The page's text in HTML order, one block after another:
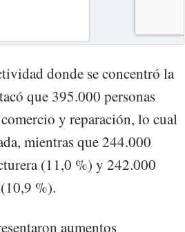
donde se concentró la
que 395.000 personas
y reparación, lo cual
mientras que 244.000
(11,0 %) y 242.000
%).
aumentos